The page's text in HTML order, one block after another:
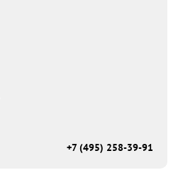
+7 (495) 258-39-91